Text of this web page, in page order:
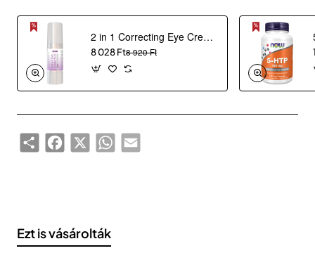
2 in 1 Correcting Eye Cream (30 ml)
8 028 Ft8 920 Ft
ShareFacebook
X WhatsAppEmail
Ezt is vásárolták